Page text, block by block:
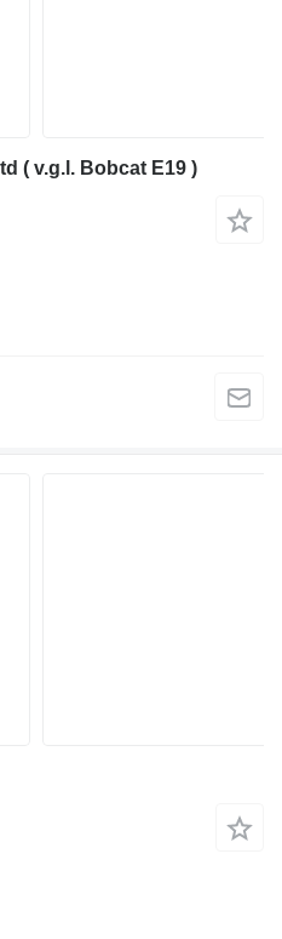
( v.g.l. Bobcat E19 )